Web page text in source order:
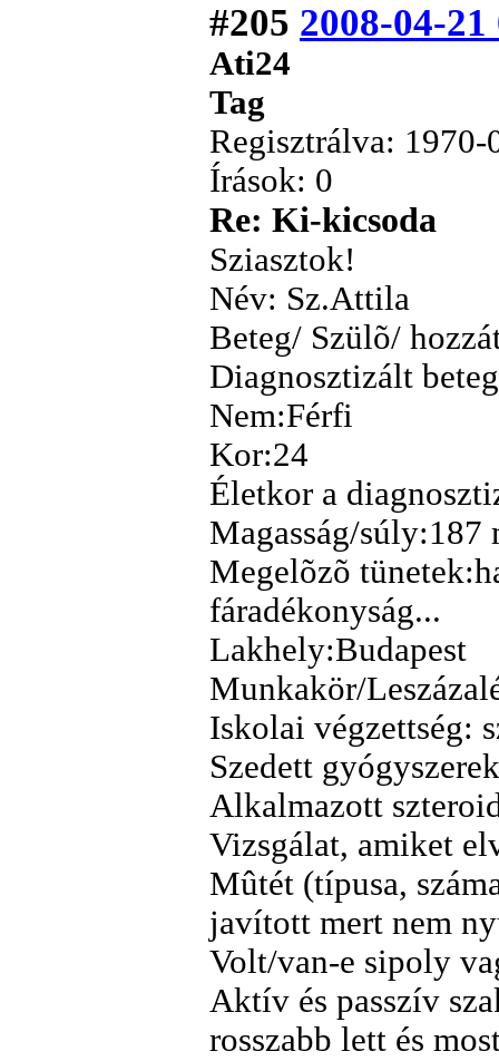
#205 2008-04-21
Ati24
Tag
Regisztrálva: 1970-
Írások: 0
Re: Ki-kicsoda
Sziasztok!
Név: Sz.Attila
Beteg/ Szülõ/
Diagnosztizált
Nem:Férfi
Kor:24
Életkor a
Magasság/
Megelõzõ
fáradékonyság...
Lakhely:Budapest
Munkakör/
Iskolai végzettség:
Szedett
Alkalmazott
Vizsgálat, amiket
Mûtét (típusa,
javított mert nem
Volt/van-e sipoly
Aktív és passzív
rosszabb lett és